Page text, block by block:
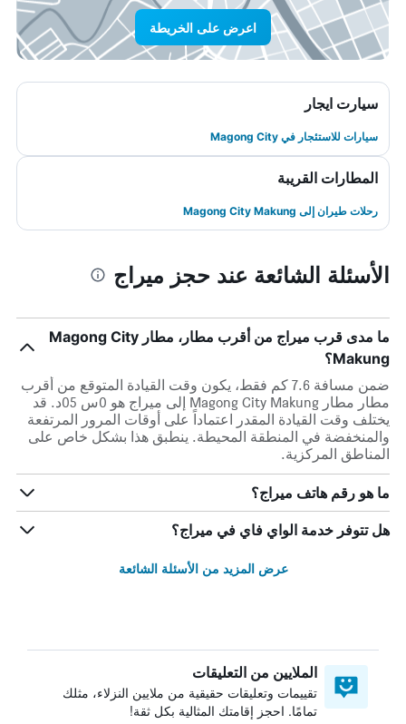
اعرض على الخريطة
سيارت ايجار
سيارات للاستئجار في Magong City
المطارات القريبة
رحلات طيران إلى Magong City Makung
الأسئلة الشائعة عند حجز ميراج
ما مدى قرب ميراج من أقرب مطار، مطار Magong City
Makung؟
ضمن مسافة 7.6 كم فقط، يكون وقت القيادة المتوقع من أقرب
مطار مطار Magong City Makung إلى ميراج هو 0س 05د. قد
يختلف وقت القيادة المقدر اعتماداً على أوقات المرور المرتفعة
والمنخفضة في المنطقة المحيطة. ينطبق هذا بشكل خاص على
المناطق المركزية.
ما هو رقم هاتف ميراج؟
هل تتوفر خدمة الواي فاي في ميراج؟
عرض المزيد من الأسئلة الشائعة
الملايين من التعليقات
تقييمات وتعليقات حقيقية من ملايين النزلاء، مثلك
تمامًا. احجز إقامتك المثالية بكل ثقة!